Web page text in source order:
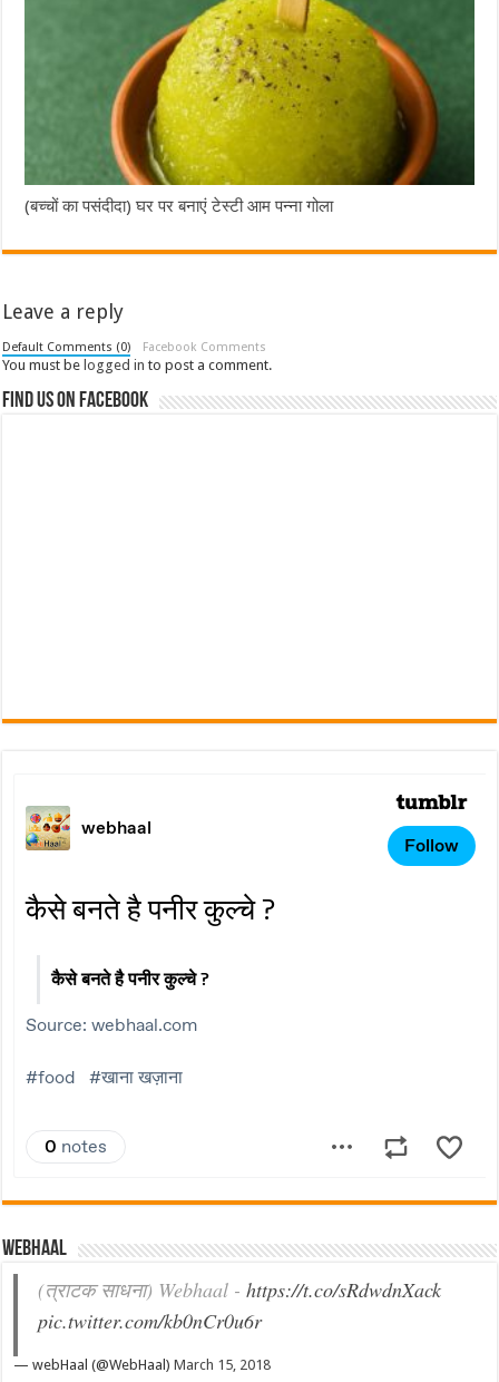
(बच्चों का पसंदीदा) घर पर बनाएं टेस्टी आम पन्ना गोला
Leave a reply
Default Comments (0) Facebook Comments
You must be logged in to post a comment.
Find us on Facebook
Webhaal
(त्राटक साधना) Webhaal -https://t.co/sRdwdnXack
pic.twitter.com/kb0nCr0u6r
— webHaal (@WebHaal)March 15, 2018